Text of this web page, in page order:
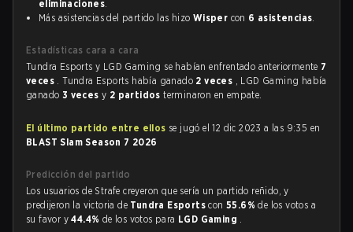
eliminaciones.
Más asistencias del partido las hizo Wisper con 6 asistencias.
Estadísticas cara a cara
Tundra Esports y LGD Gaming se habían enfrentado anteriormente 7
veces . Tundra Esports había ganado 2 veces , LGD Gaming había
ganado 3 vecesy 2 partidosterminaron en empate.
El último partido entre ellos se jugó el 12 dic 2023 a las 9:35 en
BLAST Slam Season 7 2026
Predicción del partido
Los usuarios de Strafe creyeron que sería un partido reñido, y
predijeron la victoria de Tundra Esportscon55.6%de los votos a
su favor y44.4% de los votos para LGD Gaming .